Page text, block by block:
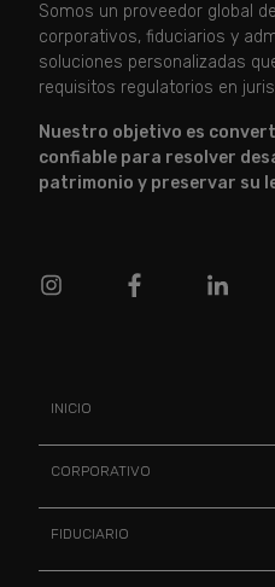
Somos un proveedor global
corporativos, fiduciarios y
soluciones personalizadas
requisitos regulatorios en
Nuestro objetivo es
confiable para resolver
patrimonio y preservar su
INICIO
CORPORATIVO
FIDUCIARIO